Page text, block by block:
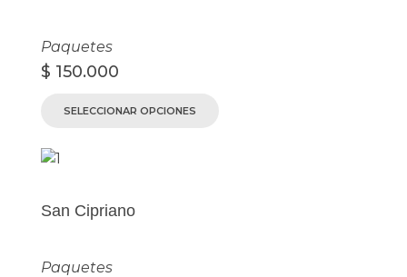
Paquetes
$ 150.000
SELECCIONAR OPCIONES
San Cipriano
Paquetes